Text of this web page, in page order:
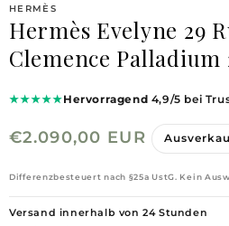
HERMÈS
Hermès Evelyne 29
Clemence Palladium
★★★★★Hervorragend 4,9/5 bei
Normaler
€2.090,00 EUR
Differenzbesteuert nach §25a UstG. Kein
Versand innerhalb von 24 Stunden